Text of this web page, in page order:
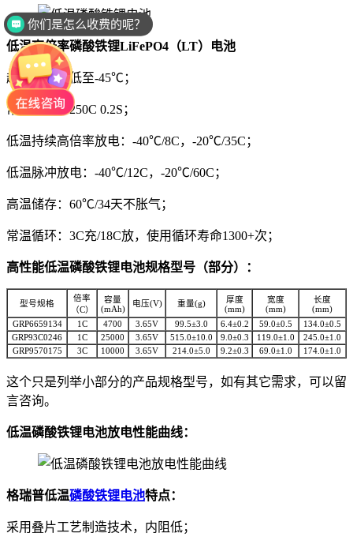
低温高倍率磷酸铁锂LiFePO4（LT）电池
超低温放电低至-45℃；
常温脉冲：250C 0.2S；
低温持续高倍率放电：-40℃/8C，-20℃/35C；
低温脉冲放电：-40℃/12C，-20℃/60C；
高温储存：60℃/34天不胀气；
常温循环：3C充/18C放，使用循环寿命1300+次；
高性能低温磷酸铁锂电池规格型号（部分）：
型号规格
倍率
（C）
容量
(mAh)
电压(V) 重量(g)
厚度
(mm)
宽度
(mm)
长度
(mm)
GRP6659134
1C 4700 3.65V 99.5±3.0 6.4±0.2 59.0±0.5
134.0±0.5
GRP93C0246
1C 25000 3.65V 515.0±10.0 9.0±0.3 119.0±1.0
245.0±1.0
GRP9570175
3C 10000 3.65V 214.0±5.0 9.2±0.3 69.0±1.0 174.0±1.0
这个只是列举小部分的产品规格型号，如有其它需求，可以留
言咨询。
低温磷酸铁锂电池放电性能曲线：
格瑞普低温磷酸铁锂电池特点：
采用叠片工艺制造技术，内阻低；
你们是怎么收费的呢？